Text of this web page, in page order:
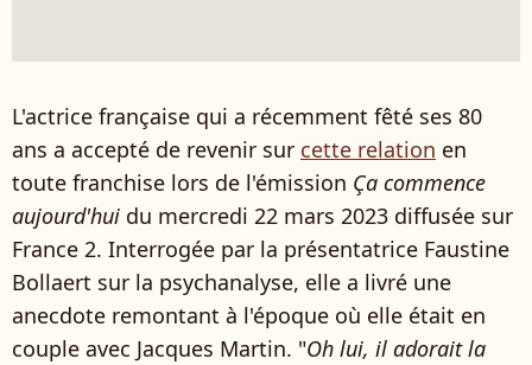
L'actrice française qui a récemment fêté ses 80
ans a accepté de revenir sur cette relation en
toute franchise lors de l'émission Ça commence
aujourd'hui du mercredi 22 mars 2023 diffusée sur
France 2. Interrogée par la présentatrice Faustine
Bollaert sur la psychanalyse, elle a livré une
anecdote remontant à l'époque où elle était en
couple avec Jacques Martin. "Oh lui, il adorait la